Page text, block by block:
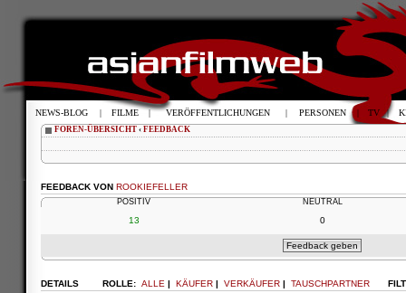
FOREN-ÜBERSICHT ‹ FEEDBACK
FEEDBACK VON ROOKIEFELLER
POSITIV NEUTRAL
13 0
ROLLE: ALLE | KÄUFER | VERKÄUFER | TAUSCHPARTNER
DETAILS
NEWS-BLOG | FILME | VERÖFFENTLICHUNGEN | PERSONEN | TV |